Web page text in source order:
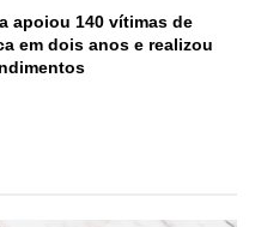
apoiou 140 vítimas de
em dois anos e realizou